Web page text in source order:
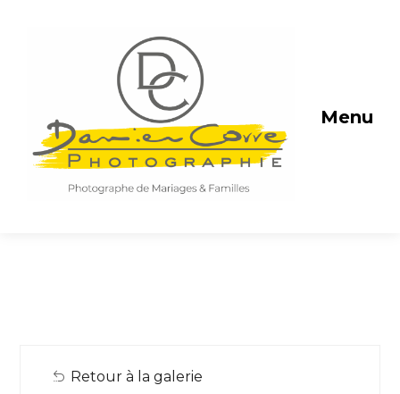
Menu
Retour à la galerie